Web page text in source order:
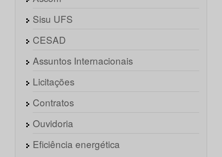
Sisu UFS
CESAD
Assuntos Internacionais
Licitações
Contratos
Ouvidoria
Eficiência energética